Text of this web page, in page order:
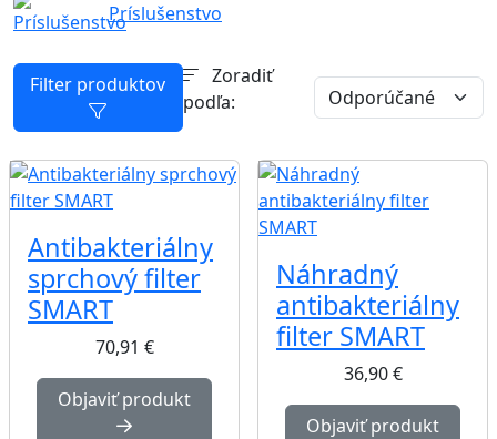
Príslušenstvo
Filter produktov
Zoradiť
podľa:
Antibakteriálny
sprchový filter
SMART
70,91 €
Objaviť produkt
Náhradný
antibakteriálny
filter SMART
36,90€
Objaviť produkt